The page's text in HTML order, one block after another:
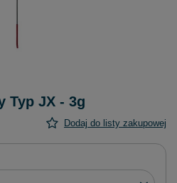
Typ JX - 3g
Dodaj do listy zakupowej